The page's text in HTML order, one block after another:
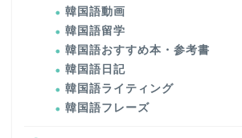
韓国語動画
韓国語留学
韓国語おすすめ本・参考書
韓国語日記
韓国語ライティング
韓国語フレーズ